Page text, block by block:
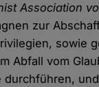
Association
zur
sowie
Abfall vom
durchführen,